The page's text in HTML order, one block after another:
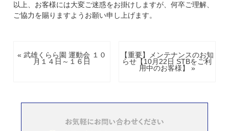
以上、お客様には大変ご迷惑をお掛けしますが、何卒ご理解、
ご協力を賜りますようお願い申し上げます。
« 武雄くらら園 運動会 １０
月１４日～１６日
【重要】メンテナンスのお知
らせ【10月22日 STBをご利
用中のお客様】 »